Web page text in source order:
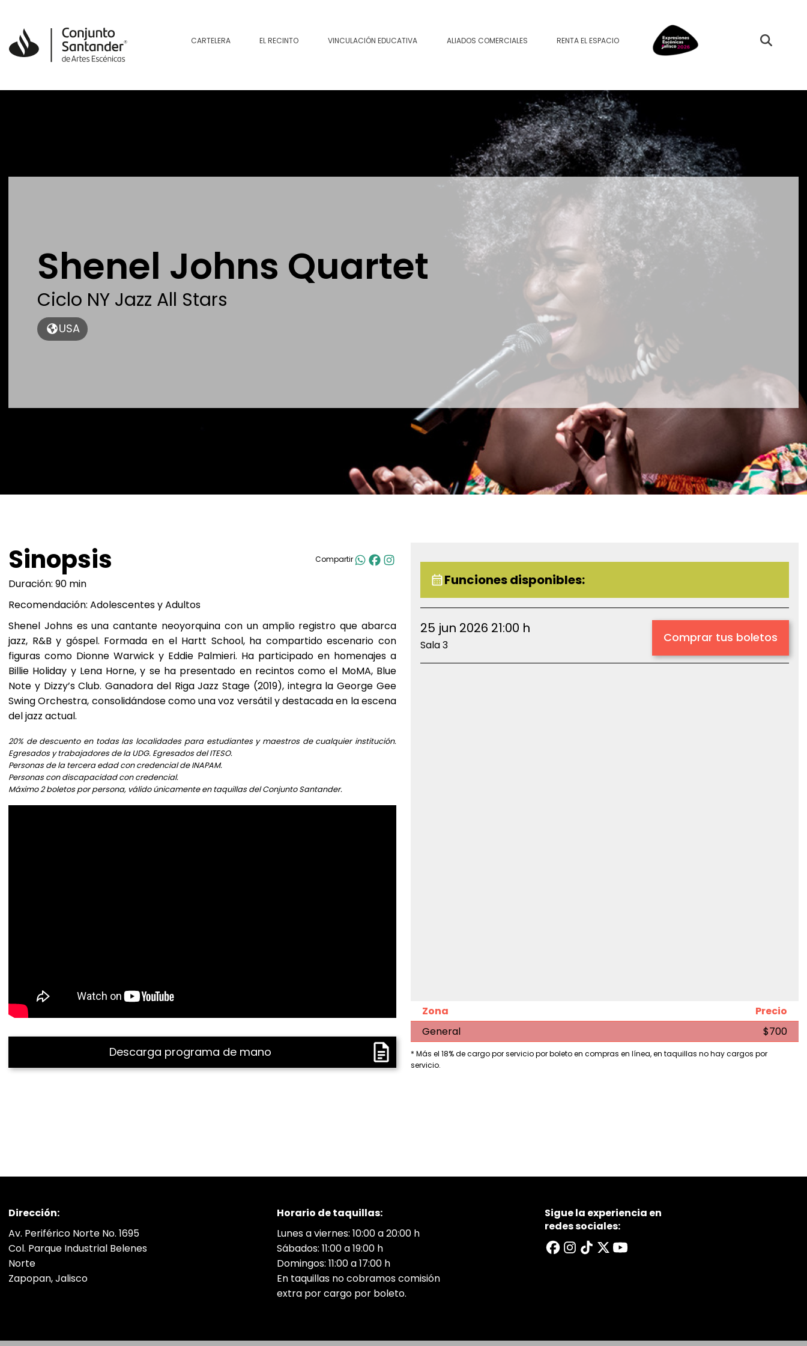
CARTELERA EL RECINTO VINCULACIÓN EDUCATIVA ALIADOS COMERCIALES RENTA EL ESPACIO
Shenel Johns Quartet
Ciclo NY Jazz All Stars
USA
Sinopsis Compartir
Duración: 90 min
Recomendación: Adolescentes y Adultos
Shenel Johns es una cantante neoyorquina con un amplio registro que abarca
jazz, R&B y góspel. Formada en el Hartt School, ha compartido escenario con
figuras como Dionne Warwick y Eddie Palmieri. Ha participado en homenajes a
Billie Holiday y Lena Horne, y se ha presentado en recintos como el MoMA, Blue
Note y Dizzy’s Club. Ganadora del Riga Jazz Stage (2019), integra la George Gee
Swing Orchestra, consolidándose como una voz versátil y destacada en la escena
del jazz actual.
20% de descuento en todas las localidades para estudiantes y maestros de cualquier institución.
Egresados y trabajadores de la UDG. Egresados del ITESO.
Personas de la tercera edad con credencial de INAPAM.
Personas con discapacidad con credencial.
Máximo 2 boletos por persona, válido únicamente en taquillas del Conjunto Santander.
Descarga programa de mano
Funciones disponibles:
25 jun 2026 21:00 h
Sala 3 Comprar tus boletos
Zona
Precio
General
$700
* Más el 18% de cargo por servicio por boleto en compras en línea, en taquillas no hay cargos por
servicio.
Dirección:
Av. Periférico Norte No. 1695
Col. Parque Industrial Belenes
Norte
Zapopan, Jalisco
Horario de taquillas:
Lunes a viernes: 10:00 a 20:00 h
Sábados: 11:00 a 19:00 h
Domingos: 11:00 a 17:00 h
En taquillas no cobramos comisión
extra por cargo por boleto.
Sigue la experiencia en
redes sociales: